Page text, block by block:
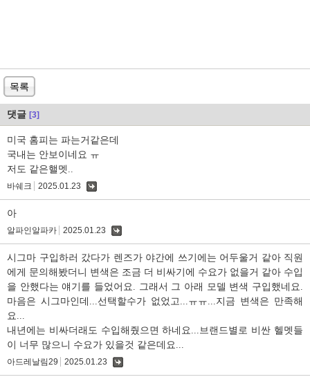
목록
댓글 [3]
미국 홈피는 파는거같은데
국내는 안보이네요 ㅠ
저도 같은핼멧..
바쉐크 2025.01.23
아
알파인알파카 2025.01.23
시그마 구입하러 갔다가 렌즈가 야간에 쓰기에는 어두울거 같아 직원
에게 문의해봤더니 변색은 조금 더 비싸기에 수요가 없을거 같아 수입
을 안했다는 얘기를 들었어요. 그래서 그 아래 모델 변색 구입했네요.
마음은 시그마인데...선택할수가 없었고...ㅠㅠ...지금 변색은 만족해
요...
내년에는 비싸더래도 수입해줬으면 하네요...브랜드별로 비싼 헬멧들
이 너무 많으니 수요가 있을것 같은데요...
아드레날림29 2025.01.23